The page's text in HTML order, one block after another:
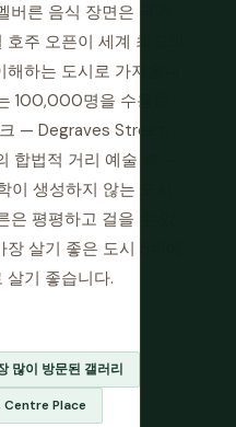
른 음식 장면은 국가
주 오픈이 세계 최고의
하는 도시로 가져옵니
100,000명을 수용합
— Degraves Street,
합법적 거리 예술 벽 —
생성하지 않는 도시
평평하고 걸을 수 있
살기 좋은 도시 5위에
살기 좋습니다.
많이 방문된 갤러리
Centre Place